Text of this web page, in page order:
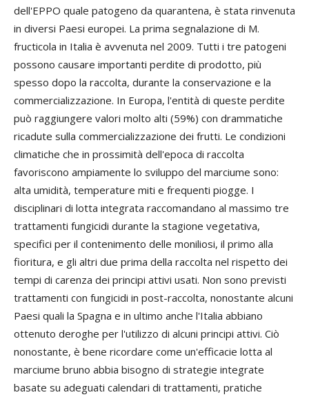
dell'EPPO quale patogeno da quarantena, è stata rinvenuta
in diversi Paesi europei. La prima segnalazione di M.
fructicola in Italia è avvenuta nel 2009. Tutti i tre patogeni
possono causare importanti perdite di prodotto, più
spesso dopo la raccolta, durante la conservazione e la
commercializzazione. In Europa, l'entità di queste perdite
può raggiungere valori molto alti (59%) con drammatiche
ricadute sulla commercializzazione dei frutti. Le condizioni
climatiche che in prossimità dell'epoca di raccolta
favoriscono ampiamente lo sviluppo del marciume sono:
alta umidità, temperature miti e frequenti piogge. I
disciplinari di lotta integrata raccomandano al massimo tre
trattamenti fungicidi durante la stagione vegetativa,
specifici per il contenimento delle moniliosi, il primo alla
fioritura, e gli altri due prima della raccolta nel rispetto dei
tempi di carenza dei principi attivi usati. Non sono previsti
trattamenti con fungicidi in post-raccolta, nonostante alcuni
Paesi quali la Spagna e in ultimo anche l'Italia abbiano
ottenuto deroghe per l'utilizzo di alcuni principi attivi. Ciò
nonostante, è bene ricordare come un'efficacie lotta al
marciume bruno abbia bisogno di strategie integrate
basate su adeguati calendari di trattamenti, pratiche